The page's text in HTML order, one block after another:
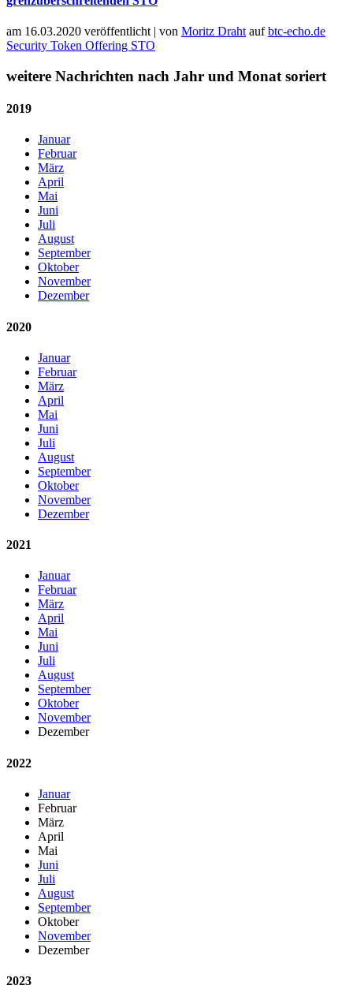
am 16.03.2020 veröffentlicht | von Moritz Draht aufbtc-echo.de
Security Token Offering STO
weitere Nachrichten nach Jahr und Monat soriert
2019
Januar
Februar
März
April
Mai
Juni
Juli
August
September
Oktober
November
Dezember
2020
Januar
Februar
März
April
Mai
Juni
Juli
August
September
Oktober
November
Dezember
2021
Januar
Februar
März
April
Mai
Juni
Juli
August
September
Oktober
November
Dezember
2022
Januar
Februar
März
April
Mai
Juni
Juli
August
September
Oktober
November
Dezember
2023